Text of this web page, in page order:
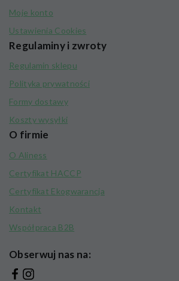
Moje konto
Ustawienia Cookies
Regulaminy i zwroty
Regulamin sklepu
Polityka prywatności
Formy dostawy
Koszty wysyłki
O firmie
O Aliness
Certyfikat HACCP
Certyfikat Ekogwarancja
Kontakt
Współpraca B2B
Obserwuj nas na: